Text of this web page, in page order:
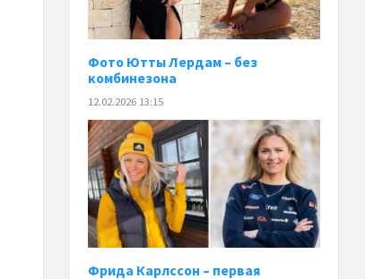
Фото Ютты Лердам – без
комбинезона
12.02.2026 13:15
Фрида Карлссон – первая